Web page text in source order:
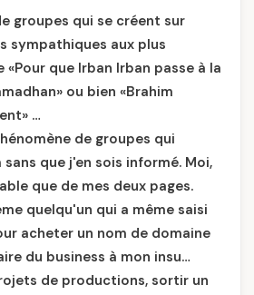
groupes qui se créent sur
sympathiques aux plus
que Irban Irban passe à la
ou bien «Brahim
…
de groupes qui
que j'en sois informé. Moi,
que de mes deux pages.
quelqu'un qui a même saisi
acheter un nom de domaine
du business à mon insu…
de productions, sortir un